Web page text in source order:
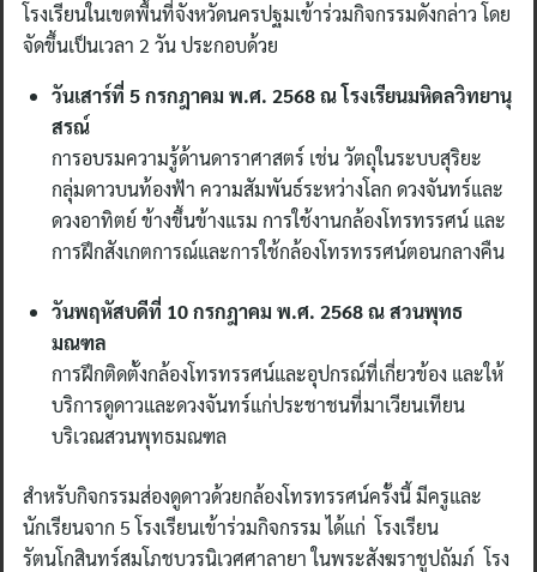
โรงเรียนในเขตพื้นที่จังหวัดนครปฐมเข้าร่วมกิจกรรมดังกล่าว โดย
จัดขึ้นเป็นเวลา 2 วัน ประกอบด้วย
วันเสาร์ที่ 5 กรกฎาคม พ.ศ. 2568 ณ โรงเรียนมหิดลวิทยานุ
สรณ์
การอบรมความรู้ด้านดาราศาสตร์ เช่น วัตถุในระบบสุริยะ
กลุ่มดาวบนท้องฟ้า ความสัมพันธ์ระหว่างโลก ดวงจันทร์และ
ดวงอาทิตย์ ข้างขึ้นข้างแรม การใช้งานกล้องโทรทรรศน์ และ
การฝึกสังเกตการณ์และการใช้กล้องโทรทรรศน์ตอนกลางคืน
วันพฤหัสบดีที่ 10 กรกฎาคม พ.ศ. 2568 ณ สวนพุทธ
มณฑล
การฝึกติดตั้งกล้องโทรทรรศน์และอุปกรณ์ที่เกี่ยวข้อง และให้
บริการดูดาวและดวงจันทร์แก่ประชาชนที่มาเวียนเทียน
บริเวณสวนพุทธมณฑล
สำหรับกิจกรรมส่องดูดาวด้วยกล้องโทรทรรศน์ครั้งนี้ มีครูและ
นักเรียนจาก 5 โรงเรียนเข้าร่วมกิจกรรม ได้แก่ โรงเรียน
รัตนโกสินทร์สมโภชบวรนิเวศศาลายา ในพระสังฆราชูปถัมภ์ โรง